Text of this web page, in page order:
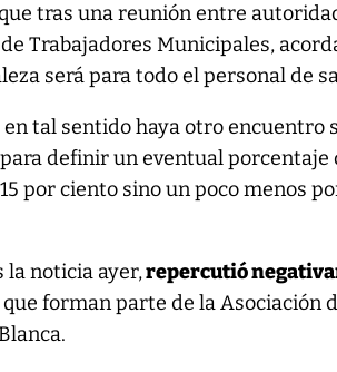
tras una reunión entre
Trabajadores Municipales,
será para todo el personal de
tal sentido haya otro encuentro
definir un eventual porcentaje
por ciento sino un poco menos
la noticia ayer,repercutió
que forman parte de la Asociación